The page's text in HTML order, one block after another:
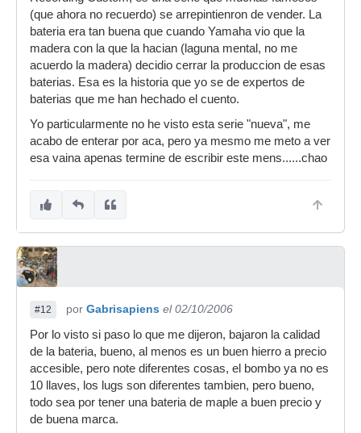
(que ahora no recuerdo) se arrepintienron de vender. La
bateria era tan buena que cuando Yamaha vio que la
madera con la que la hacian (laguna mental, no me
acuerdo la madera) decidio cerrar la produccion de esas
baterias. Esa es la historia que yo se de expertos de
baterias que me han hechado el cuento.
Yo particularmente no he visto esta serie "nueva", me
acabo de enterar por aca, pero ya mesmo me meto a ver
esa vaina apenas termine de escribir este mens......chao
#12 por Gabrisapiens el 02/10/2006
Por lo visto si paso lo que me dijeron, bajaron la calidad
de la bateria, bueno, al menos es un buen hierro a precio
accesible, pero note diferentes cosas, el bombo ya no es
10 llaves, los lugs son diferentes tambien, pero bueno,
todo sea por tener una bateria de maple a buen precio y
de buena marca.